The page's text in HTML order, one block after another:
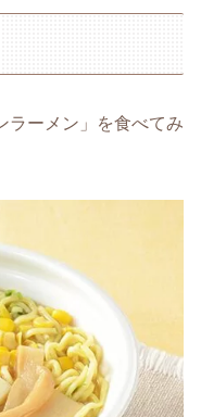
ラーメン」を食べてみ